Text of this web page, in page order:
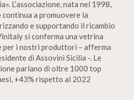
L’associazione, nata nel 1998,
a promuovere la
e supportando il ricambio
si conferma una vetrina
per i nostri produttori – afferma
di Assovini Sicilia -. Le
parlano di oltre 1000 top
+43% rispetto al 2022